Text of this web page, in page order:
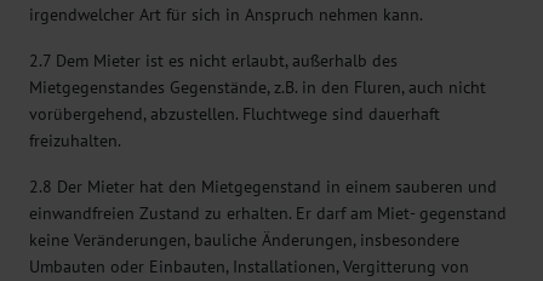
irgendwelcher Art für sich in Anspruch nehmen kann.
2.7 Dem Mieter ist es nicht erlaubt, außerhalb des
Mietgegenstandes Gegenstände, z.B. in den Fluren, auch nicht
vorübergehend, abzustellen. Fluchtwege sind dauerhaft
freizuhalten.
2.8 Der Mieter hat den Mietgegenstand in einem sauberen und
einwandfreien Zustand zu erhalten. Er darf am Miet- gegenstand
keine Veränderungen, bauliche Änderungen, insbesondere
Umbauten oder Einbauten, Installationen, Vergitterung von